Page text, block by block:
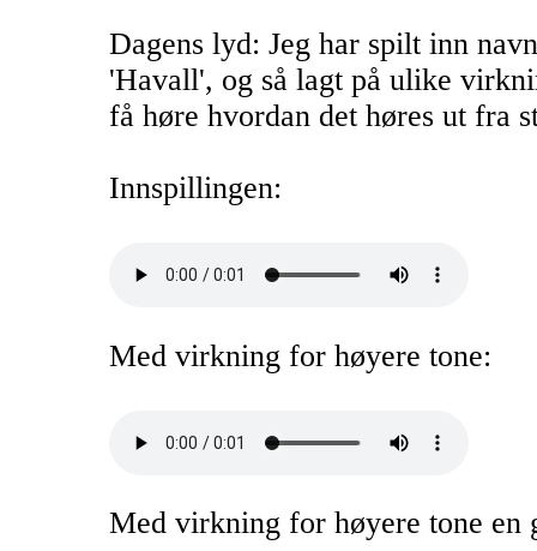
Dagens lyd: Jeg har spilt inn
'Havall', og så lagt på ulike
få høre hvordan det høres ut fra
Innspillingen:
Med virkning for høyere tone:
Med virkning for høyere tone en